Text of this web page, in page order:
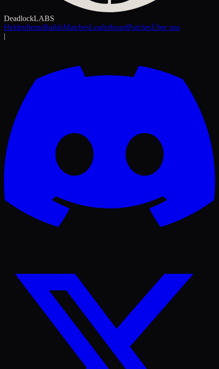
DeadlockLABS
HeldenItemsBuildsMatchesLeaderboardPatchesÜber uns
|